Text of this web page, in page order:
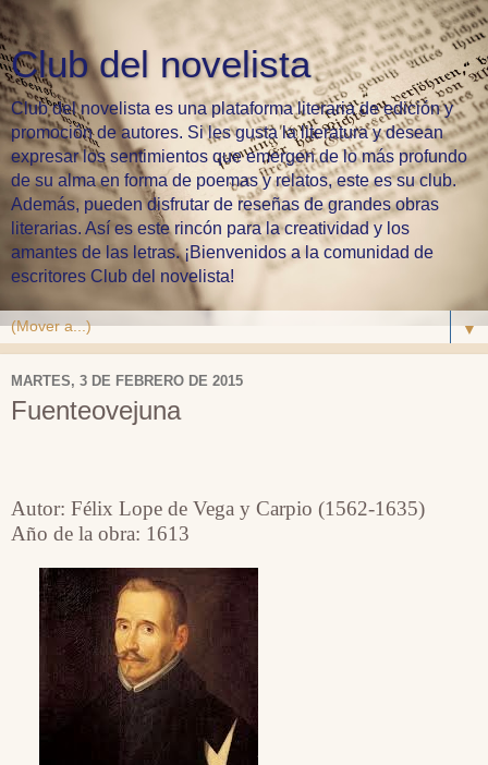
Club del novelista
Club del novelista es una plataforma literaria de edición y
promoción de autores. Si les gusta la literatura y desean
expresar los sentimientos que emergen de lo más profundo
de su alma en forma de poemas y relatos, este es su club.
Además, pueden disfrutar de reseñas de grandes obras
literarias. Así es este rincón para la creatividad y los
amantes de las letras. ¡Bienvenidos a la comunidad de
escritores Club del novelista!
▼
MARTES, 3 DE FEBRERO DE 2015
Fuenteovejuna
Autor: Félix Lope de Vega y Carpio (1562-1635)
Año de la obra: 1613